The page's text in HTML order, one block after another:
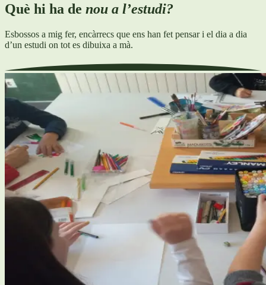
Què hi ha de nou a l’estudi?
Esbossos a mig fer, encàrrecs que ens han fet pensar i el dia a dia
d’un estudi on tot es dibuixa a mà.